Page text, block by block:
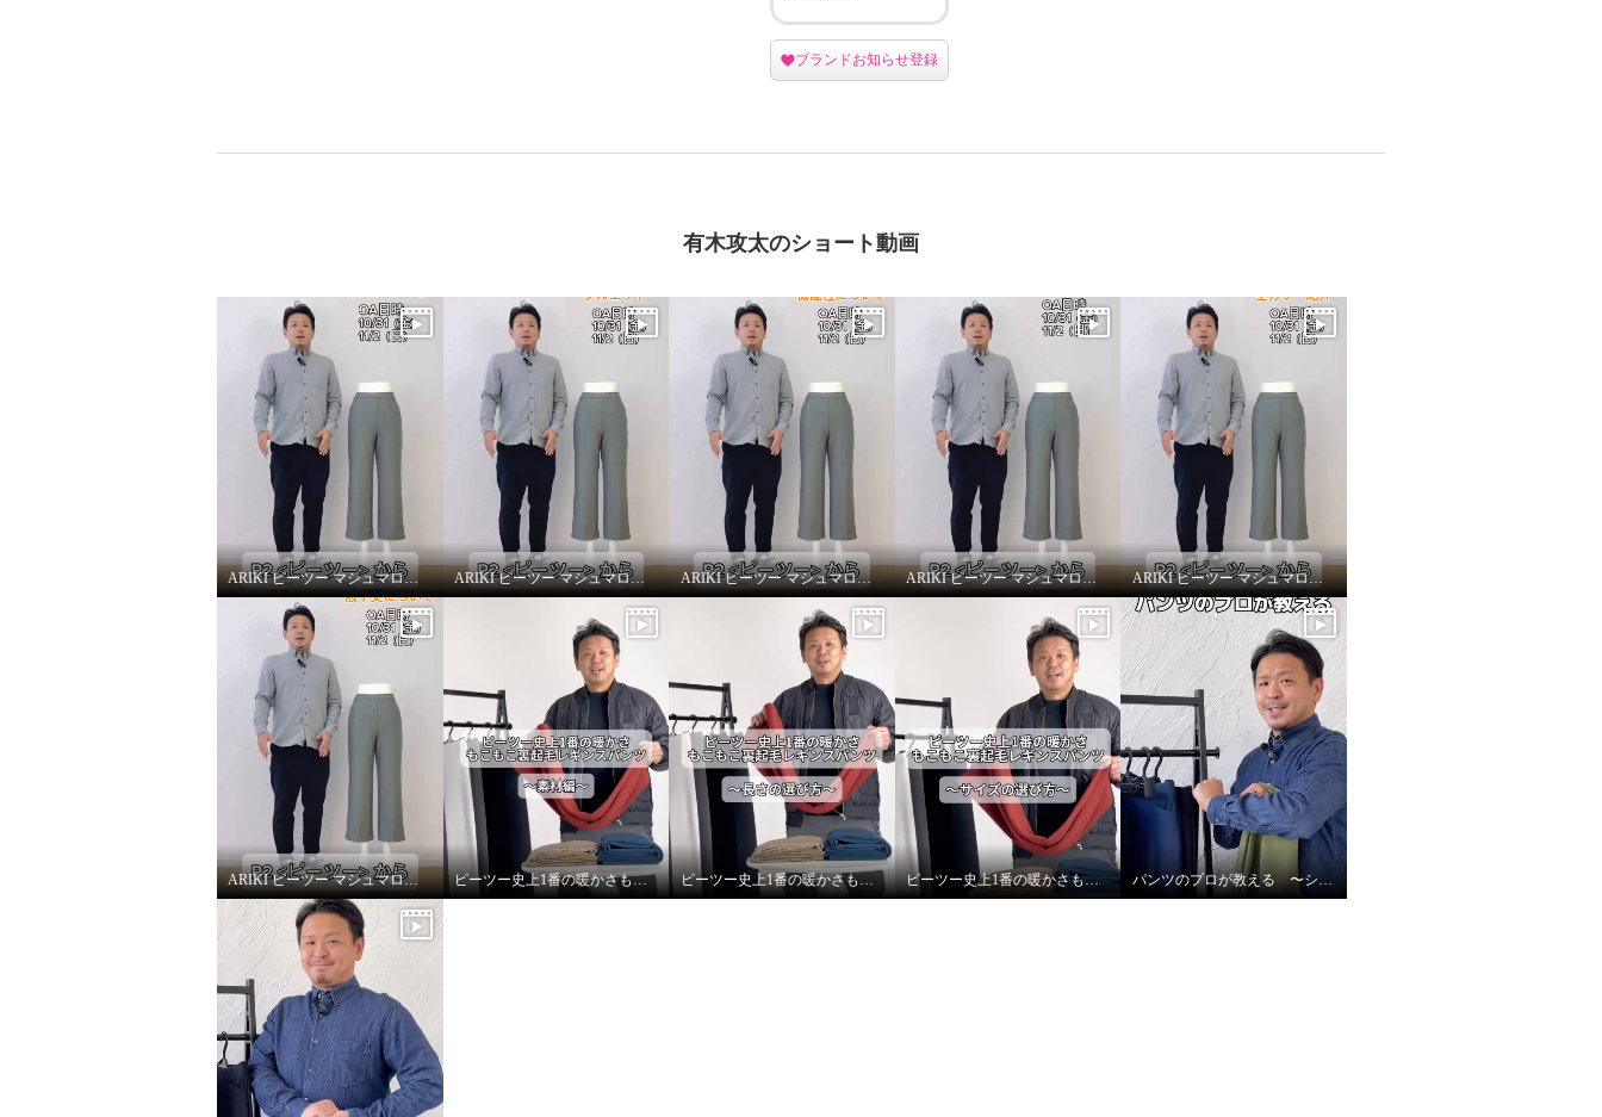
ピーツー え！？やせて見え
る？ 吸湿発熱・吸放湿 裏起毛
ストレートパンツ ＜股下６４
ｃｍ＞
トープグレー Ｍ
ピーツー え！？やせて見え
る？ 吸湿発熱・吸放湿 裏起毛
ストレートパンツ ＜股下６４
ｃｍ＞
ダークピスタチオ Ｍ
ブランドお知らせ登録
有木攻太のショート動画
ARIKI ピーツー マシュマロ起毛ソフトワイドパンツ〜改善ポイント①〜 ARIKI ピーツー マシュマロ起毛ソフトワイドパンツ〜シルエット〜 ARIKI ピーツー マシュマロ起毛ソフトワイドパンツ〜機能性について〜 ARIKI ピーツー マシュマロ起毛ソフトワイドパンツ〜改善ポイント②〜 ARIKI ピーツー マシュマロ起毛ソフトワイドパンツ〜全カラー紹介〜
ARIKI ピーツー マシュマロ起毛ソフトワイドパンツ〜股下丈について〜 ピーツー史上1番の暖かさもこもこ裏起毛レギンスパンツ〜素材編〜 ピーツー史上1番の暖かさもこもこ裏起毛レギンスパンツ〜長さの選び方〜 ピーツー史上1番の暖かさもこもこ裏起毛レギンスパンツ〜サイズの選び方〜 パンツのプロが教える 〜シルエット編〜